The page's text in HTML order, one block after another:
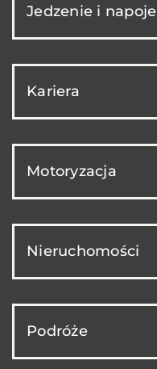
Jedzenie i napoje
Kariera
Motoryzacja
Nieruchomości
Podróże